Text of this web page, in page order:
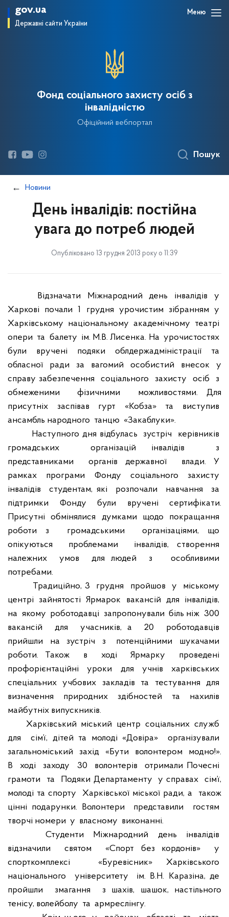
gov.ua
Державні сайти України
Меню
Фонд соціального захисту осіб з
інвалідністю
Офіційний вебпортал
Пошук
Новини
День інвалідів: постійна
увага до потреб людей
Опубліковано 13 грудня 2013 року о 11:39
Відзначати Міжнародний день інвалідів
у
Харкові
почали 1 грудня урочистим зібранням у
Харківському національному академічному театрі
опери та балету ім. М.В. Лисенка. На урочистостях
були
вручені подяки облдержадміністрації
та
обласної
ради за вагомий особистий внесок
у
справу забезпечення
соціального захисту осіб
з
обмеженими
фізичними
можливостями. Для
присутніх
заспівав гурт «Кобза» та
виступив
ансамбль народного танцю «Закаблуки».
Наступного дня відбулась зустріч
керівників
громадських
організацій інвалідів
з
представниками
органів державної
влади. У
рамках
програми Фонду соціального
захисту
інвалідів
студентам, які розпочали навчання
за
підтримки
Фонду були вручені
сертифікати.
Присутні
обмінялися думками щодо
покращання
роботи з
громадськими
організаціями, що
опікуються
проблемами
інвалідів, створення
належних
умов для людей з
особливими
потребами.
Традиційно, 3
грудня пройшов у
міському
центрі зайнятості Ярмарок вакансій для
інвалідів,
на якому роботодавці запропонували біль ніж 300
вакансій
для учасників, а 20
роботодавців
прийшли
на зустріч з потенційними
шукачами
роботи. Також
в ході Ярмарку
проведені
профорієнтаційні
уроки для учнів
харківських
спеціальних
учбових закладів та тестування
для
визначення
природних здібностей та
нахилів
майбутніх випускників.
Харківський міський центр соціальних служб
для
сім’ї, дітей та молоді «Довіра»
організували
загальноміський
захід «Бути волонтером
модно!».
В
ході заходу 30 волонтерів
отримали Почесні
грамоти
та Подяки Департаменту у справах
сім’ї,
молоді та спорту
Харківської міської ради, а
також
цінні подарунки. Волонтери
представили
гостям
творчі номери у власному виконанні.
Студенти
Міжнародний день
інвалідів
відзначили
святом «Спорт без кордонів»
у
спорткомплексі
«Буревісник» Харківського
національного
університету
ім. В.Н. Каразіна, де
пройшли
змагання
з шахів, шашок, настільного
тенісу, волейболу та армреслінгу.